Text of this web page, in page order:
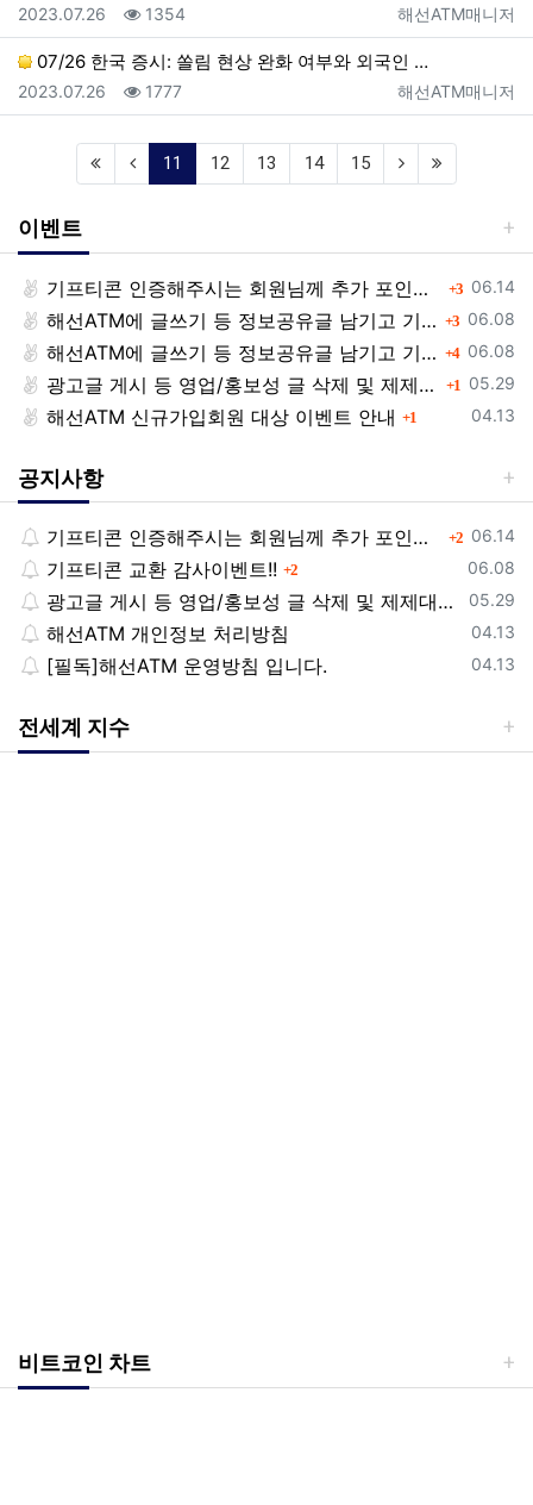
등록자
해선ATM매니저
등록일
2023.07.26 조회
1354
07/26 한국 증시: 쏠림 현상 완화 여부와 외국인 …
등록자
해선ATM매니저
등록일
2023.07.26 조회
1777
11 (current)
12 13 14 15
이벤트
등록일
06.14
기프티콘 인증해주시는 회원님께 추가 포인트 쏩니다!! 3댓글
등록일
06.08
해선ATM에 글쓰기 등 정보공유글 남기고 기프티콘 받자! 3댓글
등록일
06.08
해선ATM에 글쓰기 등 정보공유글 남기고 기프티콘 받자! 4댓글
등록일
05.29
광고글 게시 등 영업/홍보성 글 삭제 및 제제대상입니다. 1댓글
등록일
04.13
해선ATM 신규가입회원 대상 이벤트 안내 1
공지사항
등록일
06.14
기프티콘 인증해주시는 회원님께 추가 포인트 쏩니다!! 2댓글
등록일
06.08
기프티콘 교환 감사이벤트!! 2댓글
등록일
05.29
광고글 게시 등 영업/홍보성 글 삭제 및 제제대상입니다.
등록일
04.13
해선ATM 개인정보 처리방침
등록일
04.13
[필독]해선ATM 운영방침 입니다.
전세계 지수
비트코인 차트